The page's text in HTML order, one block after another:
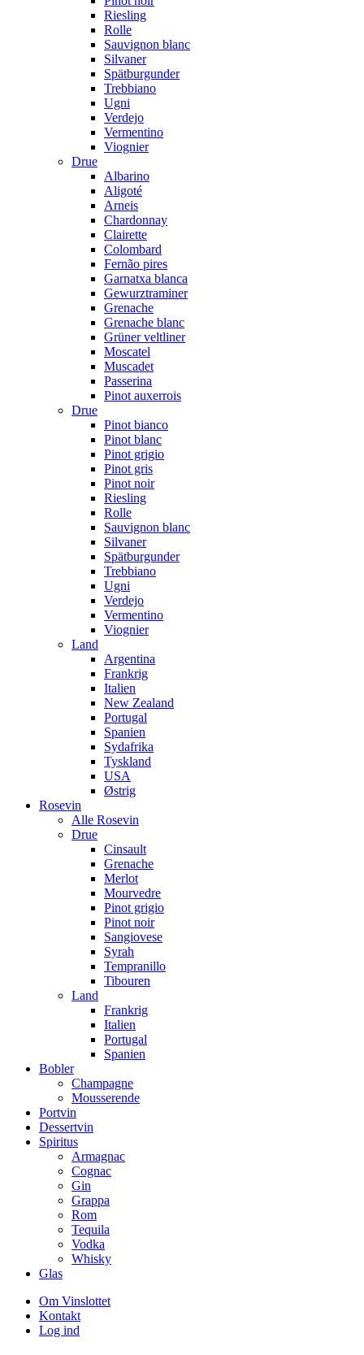
Riesling
Rolle
Sauvignon blanc
Silvaner
Spätburgunder
Trebbiano
Ugni
Verdejo
Vermentino
Viognier
Drue
Albarino
Aligoté
Arneis
Chardonnay
Clairette
Colombard
Fernão pires
Garnatxa blanca
Gewurztraminer
Grenache
Grenache blanc
Grüner veltliner
Moscatel
Muscadet
Passerina
Pinot auxerrois
Drue
Pinot bianco
Pinot blanc
Pinot grigio
Pinot gris
Pinot noir
Riesling
Rolle
Sauvignon blanc
Silvaner
Spätburgunder
Trebbiano
Ugni
Verdejo
Vermentino
Viognier
Land
Argentina
Frankrig
Italien
New Zealand
Portugal
Spanien
Sydafrika
Tyskland
USA
Østrig
Rosevin
Alle Rosevin
Drue
Cinsault
Grenache
Merlot
Mourvedre
Pinot grigio
Pinot noir
Sangiovese
Syrah
Tempranillo
Tibouren
Land
Frankrig
Italien
Portugal
Spanien
Bobler
Champagne
Mousserende
Portvin
Dessertvin
Spiritus
Armagnac
Cognac
Gin
Grappa
Rom
Tequila
Vodka
Whisky
Glas
Om Vinslottet
Kontakt
Log ind